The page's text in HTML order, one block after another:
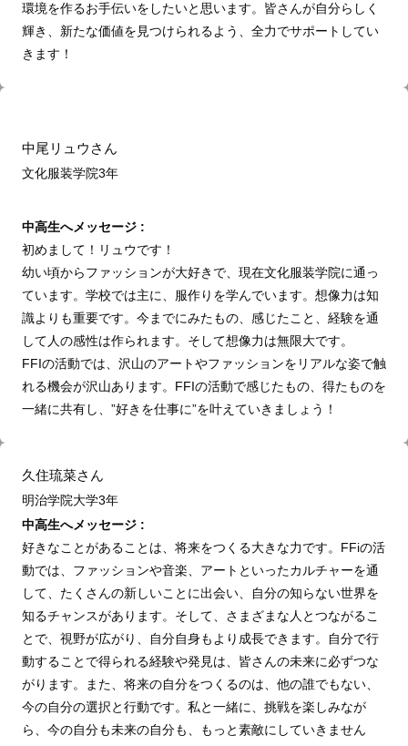
環境を作るお手伝いをしたいと思います。皆さんが自分らしく
輝き、新たな価値を見つけられるよう、全力でサポートしてい
きます！
中尾リュウさん
文化服装学院3年
中高生へメッセージ :
初めまして！リュウです！
幼い頃からファッションが大好きで、現在文化服装学院に通っ
ています。学校では主に、服作りを学んでいます。想像力は知
識よりも重要です。今までにみたもの、感じたこと、経験を通
して人の感性は作られます。そして想像力は無限大です。
FFIの活動では、沢山のアートやファッションをリアルな姿で触
れる機会が沢山あります。FFIの活動で感じたもの、得たものを
一緒に共有し、”好きを仕事に”を叶えていきましょう！
久住琉菜さん
明治学院大学3年
中高生へメッセージ :
好きなことがあることは、将来をつくる大きな力です。FFiの活
動では、ファッションや音楽、アートといったカルチャーを通
して、たくさんの新しいことに出会い、自分の知らない世界を
知るチャンスがあります。そして、さまざまな人とつながるこ
とで、視野が広がり、自分自身もより成長できます。自分で行
動することで得られる経験や発見は、皆さんの未来に必ずつな
がります。また、将来の自分をつくるのは、他の誰でもない、
今の自分の選択と行動です。私と一緒に、挑戦を楽しみなが
ら、今の自分も未来の自分も、もっと素敵にしていきません